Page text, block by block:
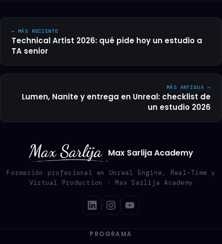
← MÁS RECIENTE
Technical Artist 2026: qué pide hoy un estudio a
TA senior
MÁS ANTIGUA →
Lumen, Nanite y entrega en Unreal: checklist de
un estudio 2026
Max Sarlija Academy
Formación profesional en Unreal Engine, Real-Time y
Virtual Production · Max Sarlija Academy
PROGRAMA